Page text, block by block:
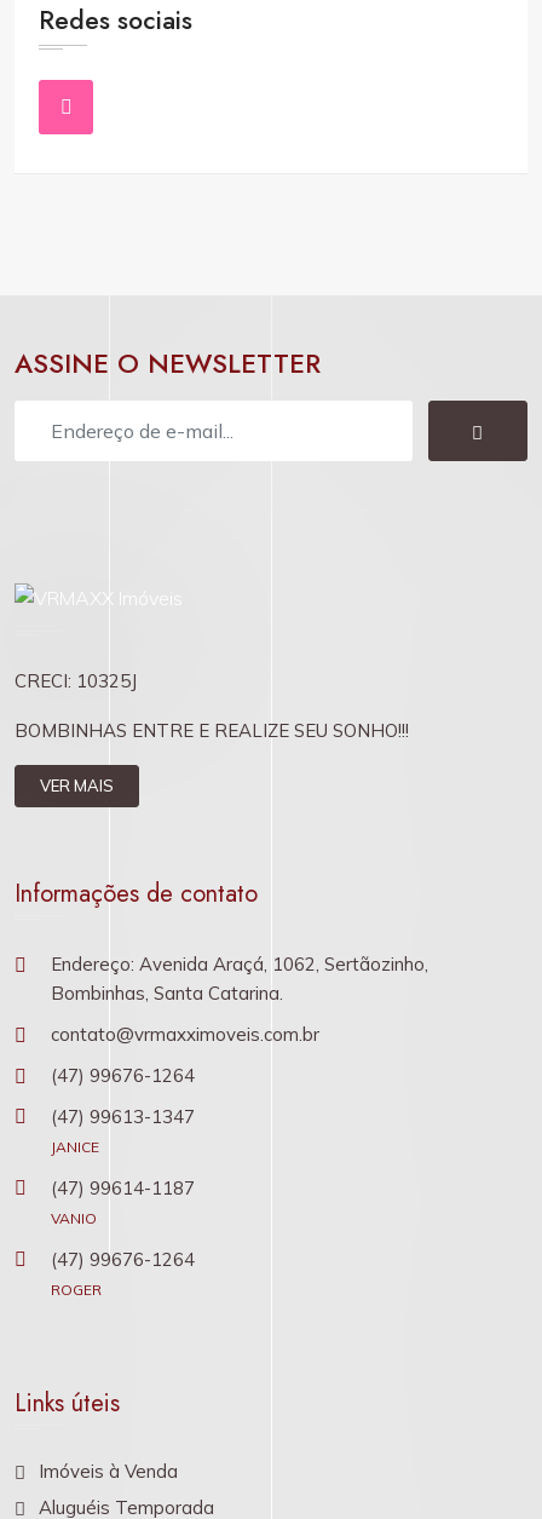
Redes sociais
ASSINE O NEWSLETTER
CRECI: 10325J
BOMBINHAS ENTRE E REALIZE SEU SONHO!!!
VER MAIS
Informações de contato
Endereço: Avenida Araçá, 1062, Sertãozinho,
Bombinhas, Santa Catarina.
contato@vrmaxximoveis.com.br
(47) 99676-1264
(47) 99613-1347
JANICE
(47) 99614-1187
VANIO
(47) 99676-1264
ROGER
Links úteis
Imóveis à Venda
Aluguéis Temporada